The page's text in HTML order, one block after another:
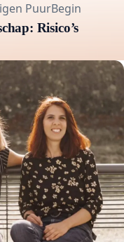
PuurBegin
Risico’s